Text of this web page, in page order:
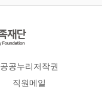
공공누리저작권
직원메일